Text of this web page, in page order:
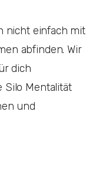
nicht einfach mit
abfinden. Wir
dich
Silo Mentalität
und